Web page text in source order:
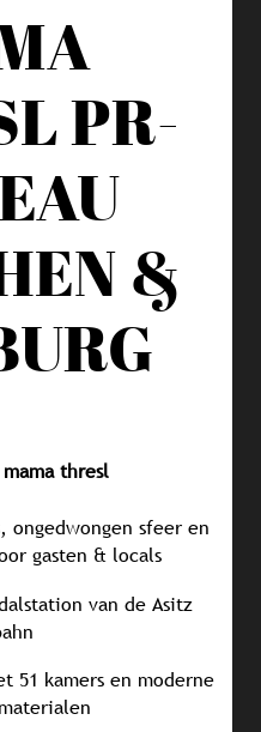
PR-
&
thresl
ongedwongen sfeer en
gasten & locals
van de Asitz
51 kamers en moderne